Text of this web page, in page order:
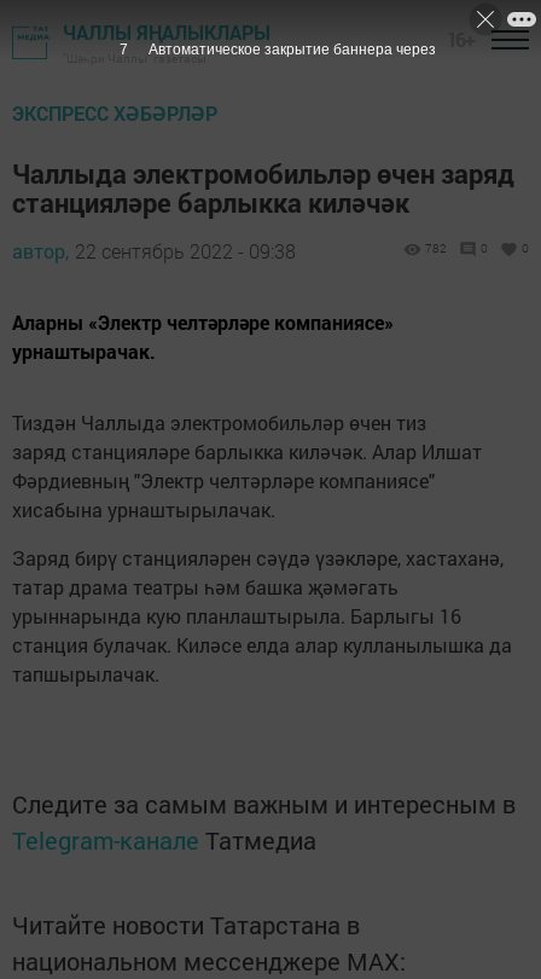
ЧАЛЛЫ ЯҢАЛЫКЛАРЫ
"Шәһри Чаллы" газетасы
ЭКСПРЕСС ХӘБӘРЛӘР
Чаллыда электромобильләр өчен заряд
станцияләре барлыкка киләчәк
автор, 22 сентябрь 2022 - 09:38 782 0 0
Аларны «Электр челтәрләре компаниясе»
урнаштырачак.
Тиздән Чаллыда электромобильләр өчен тиз
заряд станцияләре барлыкка киләчәк. Алар Илшат
Фәрдиевның "Электр челтәрләре компаниясе"
хисабына урнаштырылачак.
Заряд бирү станцияләрен сәүдә үзәкләре, хастаханә,
татар драма театры һәм башка җәмәгать
урыннарында кую планлаштырыла. Барлыгы 16
станция булачак. Киләсе елда алар кулланылышка да
тапшырылачак.
Следите за самым важным и интересным в
Telegram-канале Татмедиа
Читайте новости Татарстана в
национальном мессенджере MАХ:
6 Автоматическое закрытие баннера через